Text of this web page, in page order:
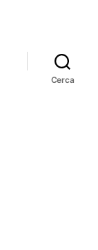
Cerca